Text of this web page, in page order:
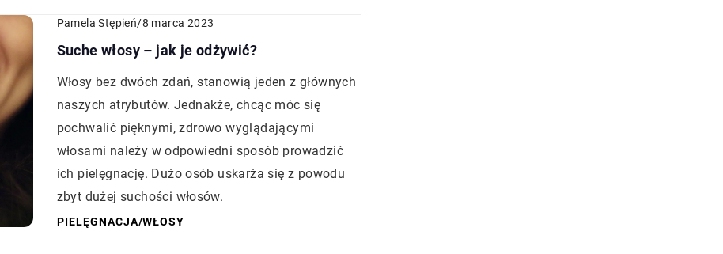
Pamela Stępień/8 marca 2023
Suche włosy – jak je odżywić?
Włosy bez dwóch zdań, stanowią jeden z głównych
naszych atrybutów. Jednakże, chcąc móc się
pochwalić pięknymi, zdrowo wyglądającymi
włosami należy w odpowiedni sposób prowadzić
ich pielęgnację. Dużo osób uskarża się z powodu
zbyt dużej suchości włosów.
PIELĘGNACJA/WŁOSY